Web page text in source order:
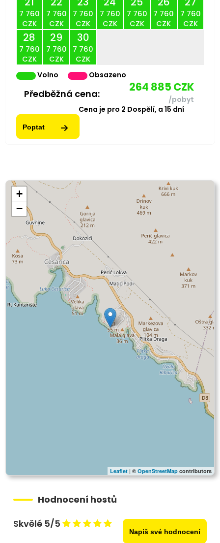
7 760
CZK
7 760
CZK
7 760
CZK
7 760
CZK
7 760
CZK
7 760
CZK
7 760
CZK
28
7 760
CZK
29
7 760
CZK
30
7 760
CZK
Volno
Obsazeno
Předběžná cena: 264 885 CZK
/pobyt
Cena je pro 2 Dospělí, a 15 dní
Poptat
+
−
Leaflet | ©OpenStreetMap contributors
Hodnocení hostů
Skvělé 5/5
Napiš své hodnocení